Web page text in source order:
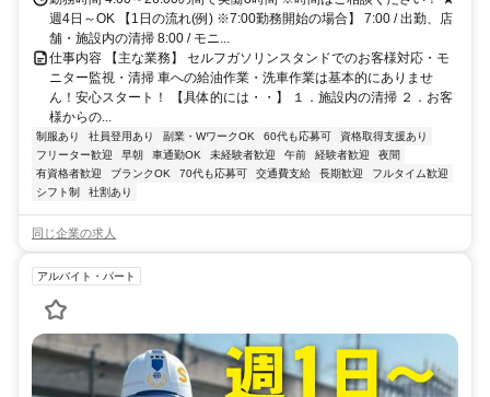
週4日～OK 【1日の流れ(例) ※7:00勤務開始の場合】 7:00 / 出勤、店
舗・施設内の清掃 8:00 / モニ...
仕事内容 【主な業務】 セルフガソリンスタンドでのお客様対応・モ
ニター監視・清掃 車への給油作業・洗車作業は基本的にありませ
ん！安心スタート！ 【具体的には・・】 １．施設内の清掃 ２．お客
様からの...
制服あり 社員登用あり 副業・WワークOK 60代も応募可
資格取得支援あり
フリーター歓迎
早朝 車通勤OK 未経験者歓迎 午前 経験者歓迎
夜間
有資格者歓迎
ブランクOK 70代も応募可 交通費支給 長期歓迎
フルタイム歓迎
シフト制
社割あり
同じ企業の求人
アルバイト・パート